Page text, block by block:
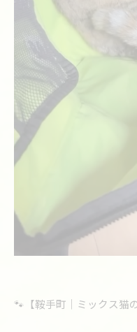
🐾【鞍手町｜ミックス猫